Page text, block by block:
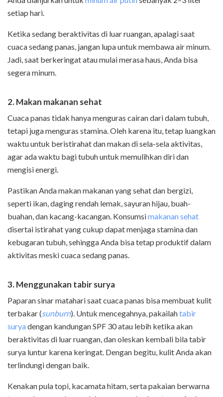
setiap hari.
Ketika sedang beraktivitas di luar ruangan, apalagi saat
cuaca sedang panas, jangan lupa untuk membawa air minum.
Jadi, saat berkeringat atau mulai merasa haus, Anda bisa
segera minum.
2. Makan makanan sehat
Cuaca panas tidak hanya menguras cairan dari dalam tubuh,
tetapi juga menguras stamina. Oleh karena itu, tetap luangkan
waktu untuk beristirahat dan makan di sela-sela aktivitas,
agar ada waktu bagi tubuh untuk memulihkan diri dan
mengisi energi.
Pastikan Anda makan makanan yang sehat dan bergizi,
seperti ikan, daging rendah lemak, sayuran hijau, buah-
buahan, dan kacang-kacangan. Konsumsimakanan sehat
disertai istirahat yang cukup dapat menjaga stamina dan
kebugaran tubuh, sehingga Anda bisa tetap produktif dalam
aktivitas meski cuaca sedang panas.
3. Menggunakan tabir surya
Paparan sinar matahari saat cuaca panas bisa membuat kulit
terbakar (sunburn). Untuk mencegahnya, pakailahtabir
suryadengan kandungan SPF 30 atau lebih ketika akan
beraktivitas di luar ruangan, dan oleskan kembali bila tabir
surya luntur karena keringat. Dengan begitu, kulit Anda akan
terlindungi dengan baik.
Kenakan pula topi, kacamata hitam, serta pakaian berwarna